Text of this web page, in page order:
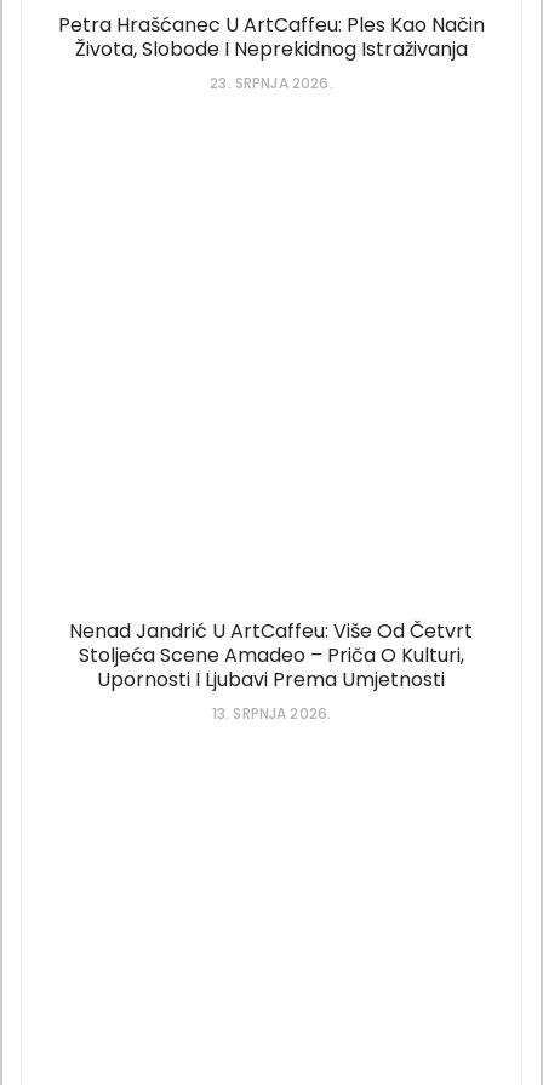
Petra Hrašćanec U ArtCaffeu: Ples Kao Način
Života, Slobode I Neprekidnog Istraživanja
23. SRPNJA 2026.
Nenad Jandrić U ArtCaffeu: Više Od Četvrt
Stoljeća Scene Amadeo – Priča O Kulturi,
Upornosti I Ljubavi Prema Umjetnosti
13. SRPNJA 2026.